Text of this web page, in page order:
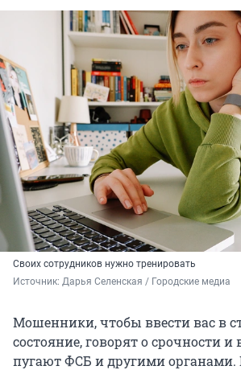
Своих сотрудников нужно тренировать
Источник: Дарья Селенская / Городские медиа
Мошенники, чтобы ввести вас в
состояние, говорят о срочности и
пугают ФСБ и другими